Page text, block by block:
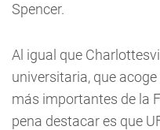
Spencer.
Al igual que
universitaria, que
más importantes de la
pena destacar es que